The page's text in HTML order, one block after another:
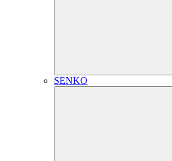
SENKO